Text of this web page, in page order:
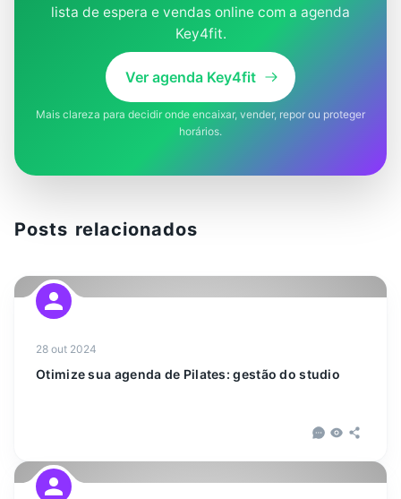
lista de espera e vendas online com a agenda
Key4fit.
Ver agenda Key4fit
Mais clareza para decidir onde encaixar, vender, repor ou proteger
horários.
Posts relacionados
28 out 2024
Otimize sua agenda de Pilates: gestão do studio